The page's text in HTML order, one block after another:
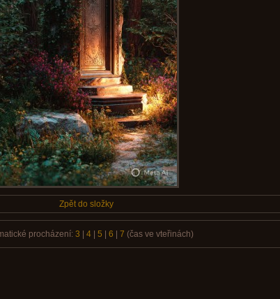
Zpět do složky
procházení: 3 4| 5 6 7 (čas ve vteřinách)